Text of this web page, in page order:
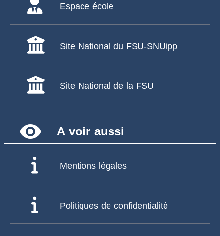
Espace école
Site National du FSU-SNUipp
Site National de la FSU
remove_red_eye A voir aussi
Mentions légales
Politiques de confidentialité